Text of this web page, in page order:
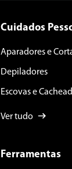
Cuidados
Aparadores e
Depiladores
Escovas e
Ver tudo
Ferramentas